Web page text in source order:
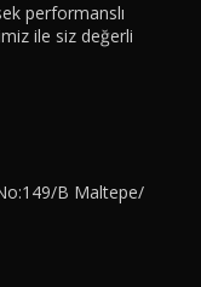
performanslı
ile siz değerli
No:149/B Maltepe/